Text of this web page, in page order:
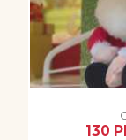
130